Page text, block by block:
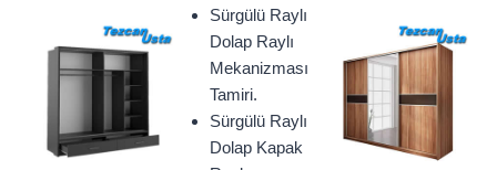
Sürgülü Raylı
Dolap Raylı
Mekanizması
Tamiri.
Sürgülü Raylı
Dolap Kapak